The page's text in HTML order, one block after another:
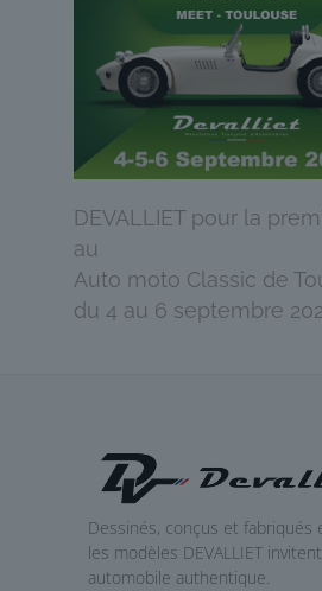
DEVALLIET pour la
au
Auto moto Classic de
du 4 au 6 septembre
Dessinés, conçus et fabriqués
les modèles DEVALLIET
automobile authentique.